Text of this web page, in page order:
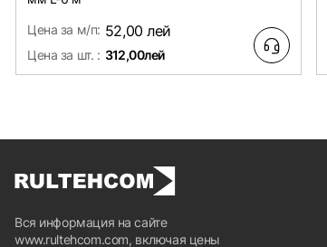
Цена за м/п: 52,00 лей
Цена за шт. : 312,00лей
Вся информация на сайте
www.rultehcom.com, включая цены